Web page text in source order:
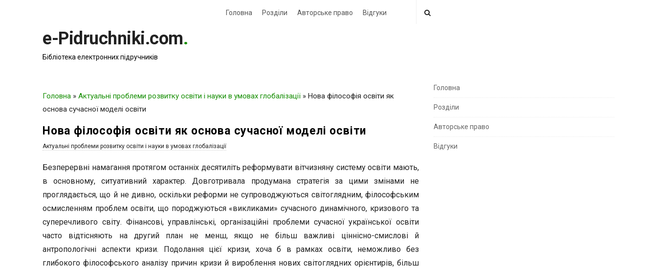
Головна Розділи Авторське право Відгуки
e-Pidruchniki.com.
Бібліотека електронних підручників
Головна » Актуальні проблеми розвитку освіти і науки в умовах глобалізації » Нова філософія освіти як
основа сучасної моделі освіти
Нова філософія освіти як основа сучасної моделі освіти
Актуальні проблеми розвитку освіти і науки в умовах глобалізації
Безперервні намагання протягом останніх десятиліть реформувати вітчизняну систему освіти мають,
в основному, ситуативний характер. Довготривала продумана стратегія за цими змінами не
проглядається, що й не дивно, оскільки реформи не супроводжуються світоглядним, філософським
осмисленням проблем освіти, що породжуються «викликами» сучасного динамічного, кризового та
суперечливого світу. Фінансові, управлінські, організаційні проблеми сучасної української освіти
часто відтісняють на другий план не менш, якщо не більш важливі ціннісно-смислові й
антропологічні аспекти кризи. Подолання цієї кризи, хоча б в рамках освіти, неможливо без
глибокого філософського аналізу причин кризи й вироблення нових світоглядних орієнтирів, більш
S
e
S
Головна
Розділи
Авторське право
Відгуки